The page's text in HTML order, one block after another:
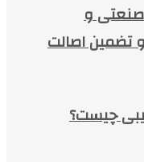
صنعتی و
تضمین اصالت
چیست؟